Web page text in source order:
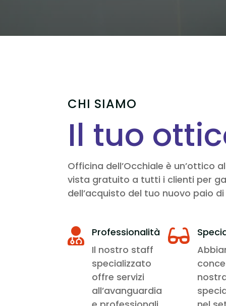
CHI SIAMO
Il tuo
Officina dell’Occhiale è un’ottico
vista gratuito a tutti i clienti per
dell’acquisto del tuo nuovo paio

Professionalità
Il nostro staff
specializzato
offre servizi
all’avanguardia
